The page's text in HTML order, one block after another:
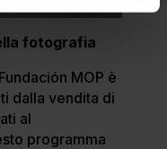
fotografia
MOP è
dalla vendita di
al
programma